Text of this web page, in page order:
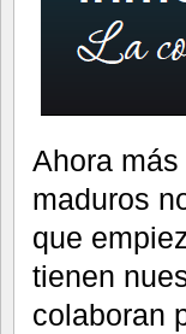
Ahora
maduros
que
tienen
colaboran